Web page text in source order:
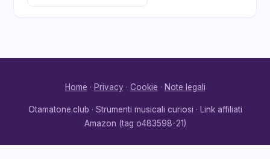
Home · Privacy · Cookie · Note legali
Otamatone.club · Strumenti musicali curiosi · Link affiliati
Amazon (tag o483598-21)